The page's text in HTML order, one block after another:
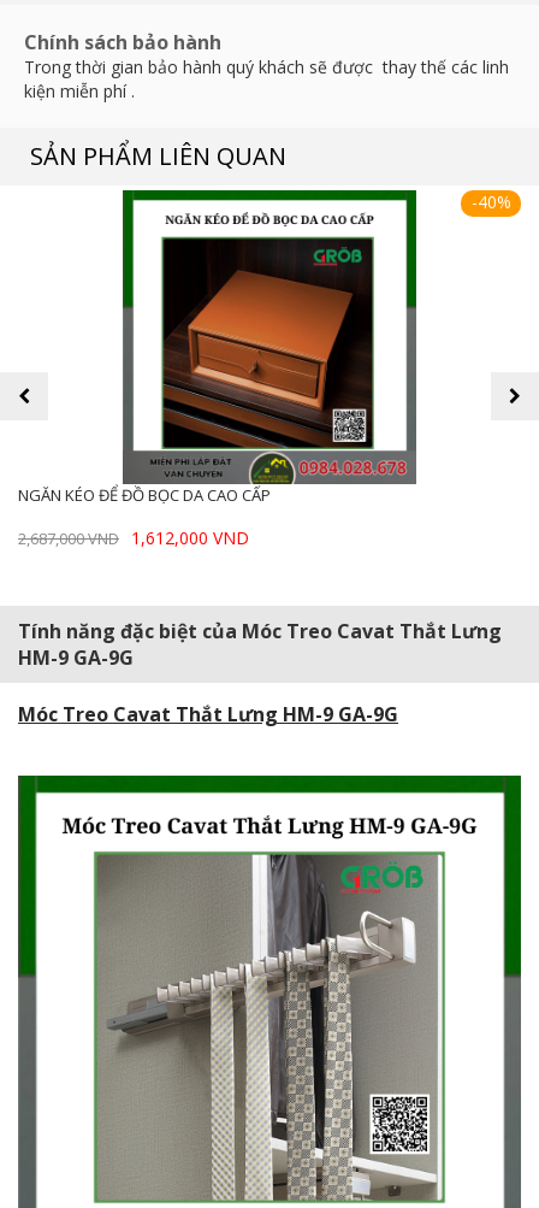
Chính sách bảo hành
Trong thời gian bảo hành quý khách sẽ được thay thế các linh
kiện miễn phí .
SẢN PHẨM LIÊN QUAN
-40%
NGĂN KÉO ĐỂ ĐỒ BỌC DA CAO CẤP
2,687,000 VND
1,612,000 VND
prev next
Tính năng đặc biệt của Móc Treo Cavat Thắt Lưng
HM-9 GA-9G
Móc Treo Cavat Thắt Lưng HM-9 GA-9G